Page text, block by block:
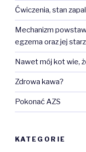
Ćwiczenia, stan
Mechanizm
egzema oraz jej
Nawet mój kot wie,
Zdrowa kawa?
Pokonać AZS
KATEGORIE